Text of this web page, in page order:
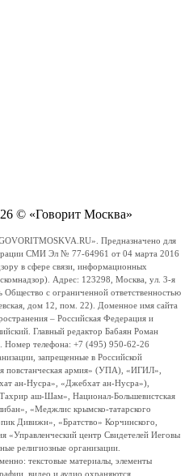
© «Говорит Москва»
Предназначено для
СМИ Эл № 77-64961 от 04 марта 2016
в сфере связи, информационных
Адрес: 123298, Москва, ул. 3-я
с ограниченной ответственностью
дом 12, пом. 22). Доменное имя сайта
– Российская Федерация и
Главный редактор Бабаян Роман
Номер телефона: +7 (495) 950-62-26
запрещенные в Российской
повстанческая армия» (УПА), «ИГИЛ»,
ан-Нусра», «Джебхат ан-Нусра»),
аш-Шам», Национал-Большевистская
«Меджлис крымско-татарского
Дивижн», «Братство» Корчинского,
«Управленческий центр Свидетелей Иеговы
религиозные организации.
текстовые материалы, элементы
видео и аудио охраняются